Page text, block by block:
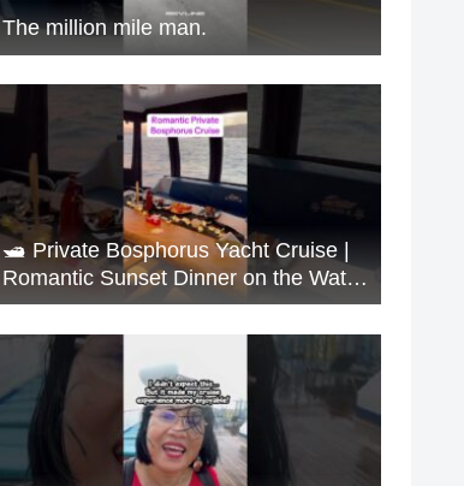
The million mile man.
🛥️ Private Bosphorus Yacht Cruise |
Romantic Sunset Dinner on the Water
🇹🇷✨